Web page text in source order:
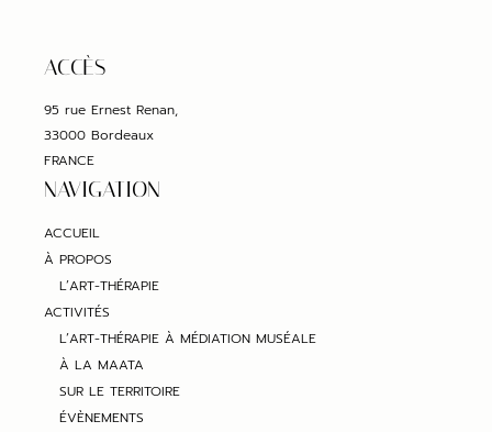
ACCÈS
95 rue Ernest Renan,
33000 Bordeaux
FRANCE
NAVIGATION
ACCUEIL
À PROPOS
L’ART-THÉRAPIE
ACTIVITÉS
L’ART-THÉRAPIE À MÉDIATION MUSÉALE
À LA MAATA
SUR LE TERRITOIRE
ÉVÈNEMENTS